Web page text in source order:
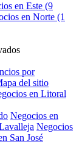
en Este (9
en Norte (1
por
del sitio
en Litoral
Negocios en
Negocios
San José